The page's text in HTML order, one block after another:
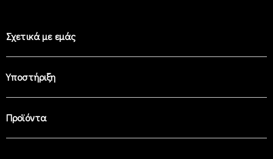
Σχετικά με εμάς
Υποστήριξη
Προϊόντα